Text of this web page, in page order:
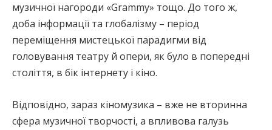
музичної нагороди «Grammy» тощо. До того ж,
доба інформації та глобалізму – період
переміщення мистецької парадигми від
головування театру й опери, як було в попередні
століття, в бік інтернету і кіно.
Відповідно, зараз кіномузика – вже не вторинна
сфера музичної творчості, а впливова галузь